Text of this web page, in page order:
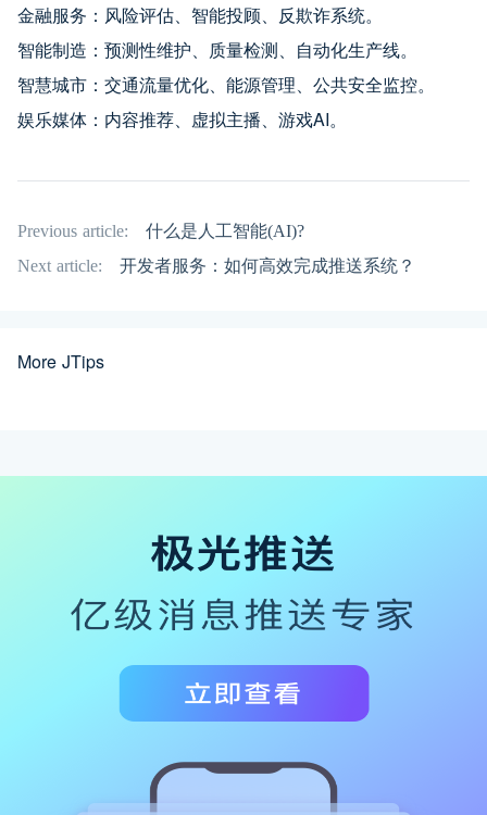
金融服务：风险评估、智能投顾、反欺诈系统。
智能制造：预测性维护、质量检测、自动化生产线。
智慧城市：交通流量优化、能源管理、公共安全监控。
娱乐媒体：内容推荐、虚拟主播、游戏AI。
Previous article:
什么是人工智能(AI)?
Next article:
开发者服务：如何高效完成推送系统？
More JTips